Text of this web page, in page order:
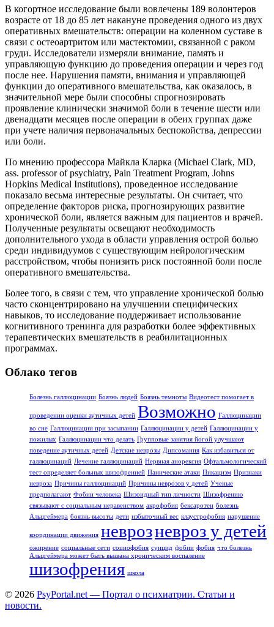
В когортное исследование были вовлечены 189 волонтеров
возрасте от 18 до 85 лет накануне проведения одного из двух
оперативных вмешательств: операции на коленном суставе в
связи с остеоартритом или мастектомии, связанной с раком
груди. Исследователи измеряли внимание, память и
управляющую функцию до проведения операции и через год
после нее. Нарушения памяти, внимания и управляющей
функции до оперативного вмешательства, как оказалось, в
значительной мере были способны спрогнозировать
проявление клинически значимой боли в течение шести или
двенадцати месяцев после операции в обеих группах даже
при учете наличия первоначальных беспокойства, депрессии
или боли.
По мнению профессора Майкла Кларка (Michael Clark, MD,
ass. professor of psychiatry, Pain Treatment Program, Johns
Hopkins Medical Institutions), проведенное исследование
показало весьма интересные результаты. Он считает, что
определение факторов риска, прогнозирующих развитие
хронической боли, является важным для пациентов и врачей.
Полученные результаты освещают необходимость
дополнительного ухода в области управления острой болью
среди индивидуумов с существующим нейрологическим
расстройством, чтобы понизить риск постоянной боли после
оперативного вмешательства.
Более того, в связи с тем, что управление хронической болью
часто сконцентрировано на улучшении специфических
навыков, то исследование поддерживает использование
когнитивного тренинга для разработки более эффективных
терапевтических вмешательств в реабилитационных
программах.
Облако тегов
Болезнь галлюцинации Боязнь людей Боязнь темноты Видеотест помогает в
проведении оценки аутичных детей Возможно Галлюцинации
во сне Галлюцинации при засыпании Галлюцинации у детей Галлюцинации у
пожилых Галлюцинации что делать Групповые занятия йогой улучшают
поведение аутичных детей Детские неврозы Дипсомания Как избавиться от
галлюцинаций Лечение галлюцинаций Нервная анорексия Офтальмологический
тест определяет больных шизофренией Панические атаки Пикацизм Признаки
невроза Причины галлюцинаций Причины неврозов у детей Ученые
предполагают Фобии человека Шизоидный тип личности Шизофрению
связывают с социальным неравенством акрофобия бексаротен болезнь
Альцгеймера боязнь высоты дети избыточный вес клаустрофобия нарушение
координации движения неврозневроз у детей
ожирение социальные сети социофобия суицид фобии фобия что болезнь
Альцгеймера может быть вызвана хроническим воспаление
шизофрения школа
© 2026 PsyPortal.net — Портал о психиатрии. Статьи и
новости.